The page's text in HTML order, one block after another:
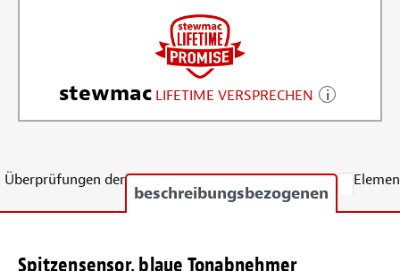
stewmac LIFETIME VERSPRECHEN
Überprüfungen der
beschreibungsbezogenen
Spitzensensor, blaue Tonabnehmer